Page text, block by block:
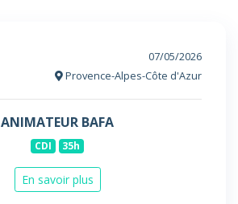
07/05/2026
Provence-Alpes-Côte d'Azur
ANIMATEUR BAFA
CDI 35h
En savoir plus